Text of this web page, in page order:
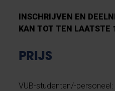
INSCHRIJVEN EN
KAN TOT TEN LAATSTE
PRIJS
VUB-studenten/-